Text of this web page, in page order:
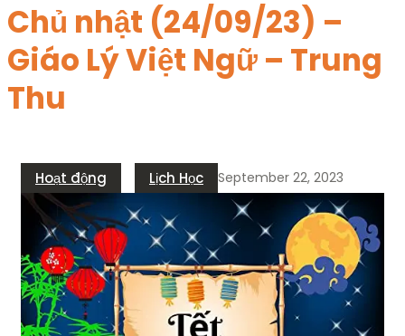
Chủ nhật (24/09/23) –
Giáo Lý Việt Ngữ – Trung
Thu
Hoạt động Lịch Học September 22, 2023